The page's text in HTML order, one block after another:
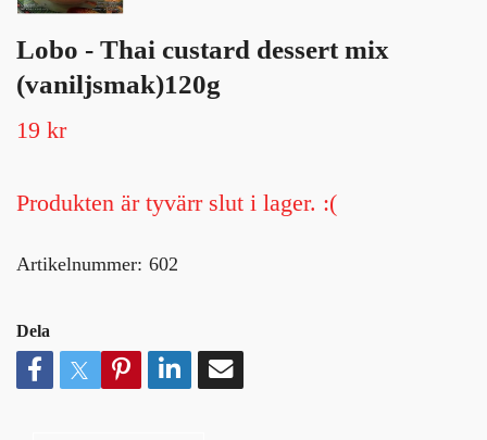
Lobo - Thai custard dessert mix
(vaniljsmak)120g
19 kr
Produkten är tyvärr slut i lager. :(
Artikelnummer: 602
Dela